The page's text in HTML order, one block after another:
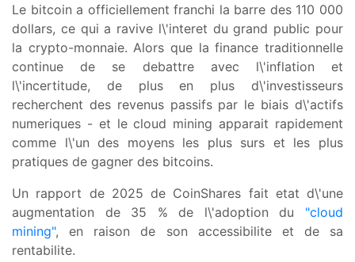
Le bitcoin a officiellement franchi la barre des 110 000
dollars, ce qui a ravive l\'interet du grand public pour
la crypto-monnaie. Alors que la finance traditionnelle
continue de se debattre avec l\'inflation et
l\'incertitude, de plus en plus d\'investisseurs
recherchent des revenus passifs par le biais d\'actifs
numeriques - et le cloud mining apparait rapidement
comme l\'un des moyens les plus surs et les plus
pratiques de gagner des bitcoins.
Un rapport de 2025 de CoinShares fait etat d\'une
augmentation de 35 % de l\'adoption du "cloud
mining", en raison de son accessibilite et de sa
rentabilite.